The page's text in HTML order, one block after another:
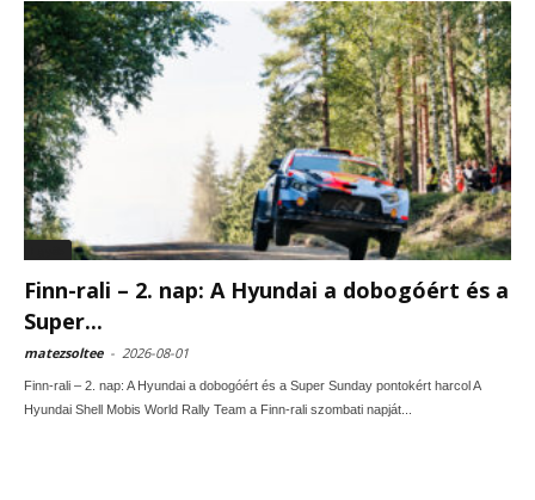
Finn-rali – 2. nap: A Hyundai a dobogóért és a
Super...
matezsoltee - 2026-08-01
Finn-rali – 2. nap: A Hyundai a dobogóért és a Super Sunday pontokért harcol A
Hyundai Shell Mobis World Rally Team a Finn-rali szombati napját...